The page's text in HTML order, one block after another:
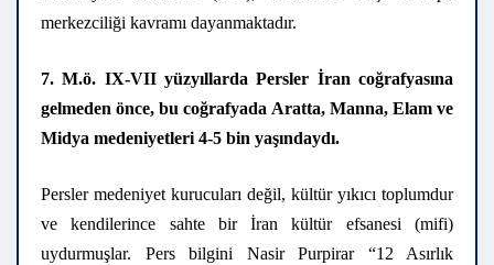
merkezciliği kavramı dayanmaktadır.
7. M.ö. IX-VII yüzyıllarda Persler İran coğrafyasına
gelmeden önce, bu coğrafyada Aratta, Manna, Elam ve
Midya medeniyetleri 4-5 bin yaşındaydı.
Persler medeniyet kurucuları değil, kültür yıkıcı toplumdur
ve kendilerince sahte bir İran kültür efsanesi (mifi)
uydurmuşlar. Pers bilgini Nasir Purpirar “12 Asırlık